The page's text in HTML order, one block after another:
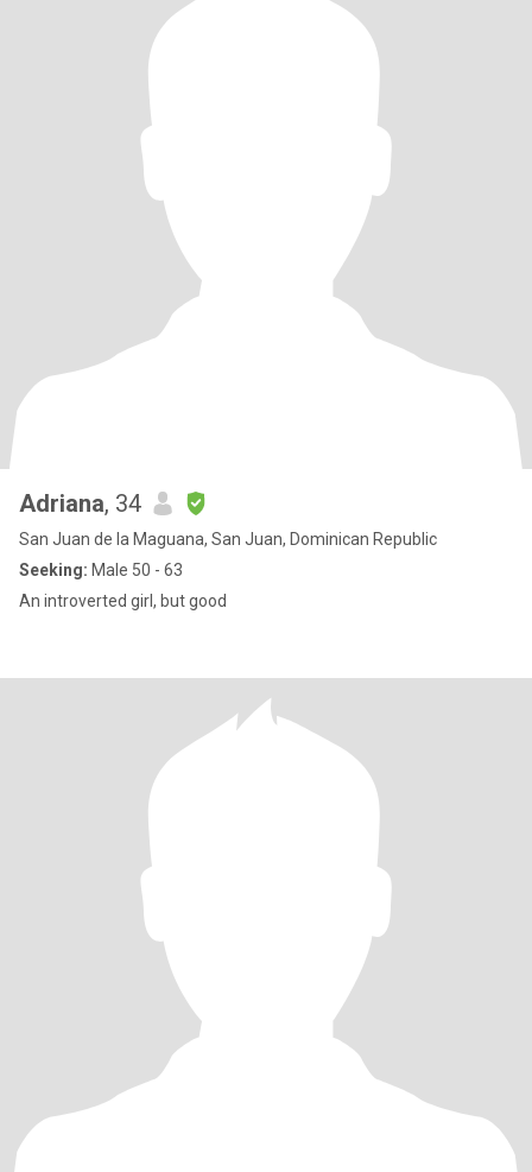
Adriana, 34
San Juan de la Maguana, San Juan, Dominican Republic
Seeking: Male 50 - 63
An introverted girl, but good